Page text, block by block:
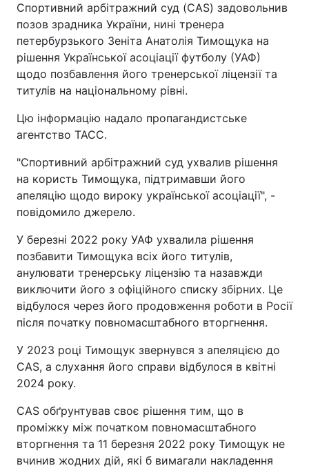
Спортивний арбітражний суд (CAS) задовольнив
позов зрадника України, нині тренера
петербурзького Зеніта Анатолія Тимощука на
рішення Української асоціації футболу (УАФ)
щодо позбавлення його тренерської ліцензії та
титулів на національному рівні.
Цю інформацію надало пропагандистське
агентство ТАСС.
"Спортивний арбітражний суд ухвалив рішення
на користь Тимощука, підтримавши його
апеляцію щодо вироку української асоціації", -
повідомило джерело.
У березні 2022 року УАФ ухвалила рішення
позбавити Тимощука всіх його титулів,
анулювати тренерську ліцензію та назавжди
виключити його з офіційного списку збірних. Це
відбулося через його продовження роботи в Росії
після початку повномасштабного вторгнення.
У 2023 році Тимощук звернувся з апеляцією до
CAS, а слухання його справи відбулося в квітні
2024 року.
CAS обґрунтував своє рішення тим, що в
проміжку між початком повномасштабного
вторгнення та 11 березня 2022 року Тимощук не
вчинив жодних дій, які б вимагали накладення